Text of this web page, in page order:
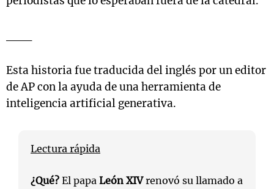
Esta historia fue traducida del inglés por un editor
de AP con la ayuda de una herramienta de
inteligencia artificial generativa.
Lectura rápida
¿Qué? El papa León XIVrenovó su llamado a